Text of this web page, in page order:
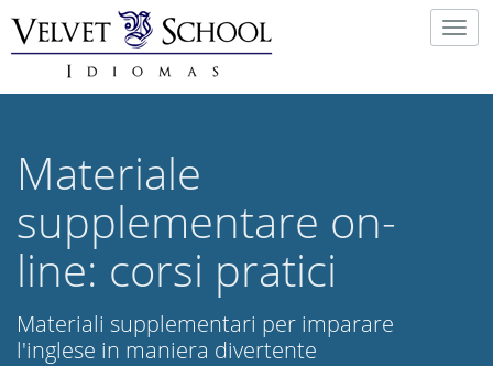
Materiale
supplementare on-
line: corsi pratici
Materiali supplementari per imparare
l'inglese in maniera divertente